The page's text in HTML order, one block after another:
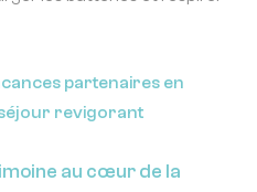
partenaires en
revigorant
au cœur de la